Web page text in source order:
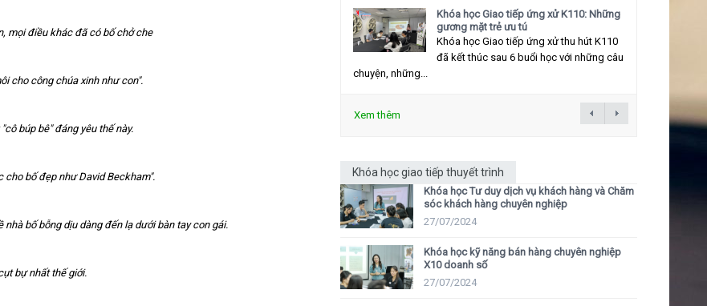
mọi điều khác đã có bố chở che
cho công chúa xinh như con".
búp bê" đáng yêu thế này.
cho bố đẹp như David Beckham".
bố bỗng dịu dàng đến lạ dưới bàn tay con gái.
bự nhất thế giới.
Khóa học Giao tiếp ứng xử K110: Những
gương mặt trẻ ưu tú
Khóa học Giao tiếp ứng xử thu hút K110
đã kết thúc sau 6 buổi học với những câu
chuyện, những...
Xem thêm
Khóa học giao tiếp thuyết trình
Khóa học Tư duy dịch vụ khách hàng và Chăm
sóc khách hàng chuyên nghiệp
27/07/2024
Khóa học kỹ năng bán hàng chuyên nghiệp
X10 doanh số
27/07/2024